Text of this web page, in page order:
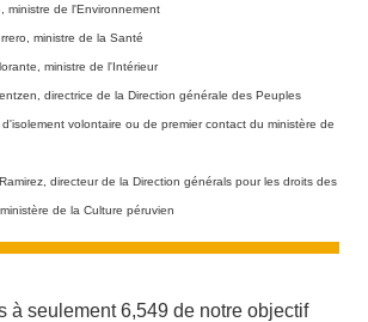
ministre de l'Environnement
ministre de la Santé
ministre de l'Intérieur
directrice de la Direction générale des Peuples
volontaire ou de premier contact du ministère de
directeur de la Direction générals pour les droits des
de la Culture péruvien
à seulement 6,549 de notre objectif